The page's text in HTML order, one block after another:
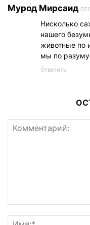
Мурод Мирсаид
Нисколько
нашего
животные по
мы по
Ответить